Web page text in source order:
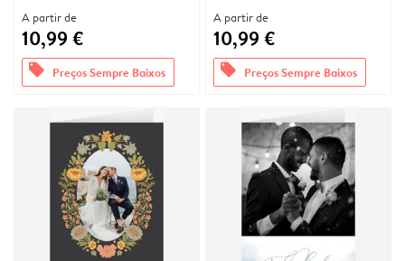
A partir de
10,99 €
offers Preços Sempre Baixos
A partir de
10,99 €
offers Preços Sempre Baixos